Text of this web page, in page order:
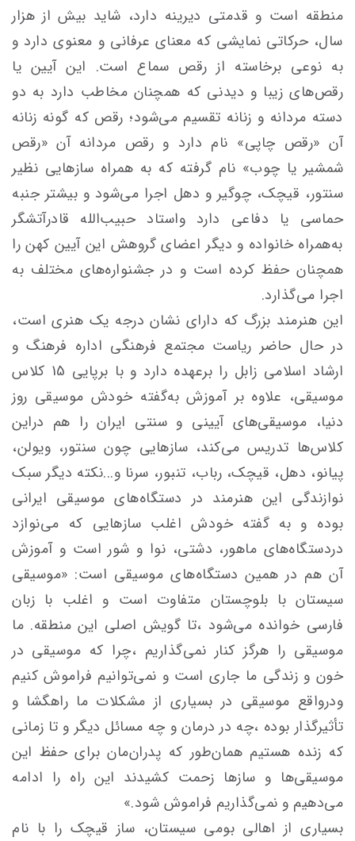
منطقه است و قدمتی دیرینه دارد، شاید بیش از هزار
سال، حرکاتی نمایشی که معنای عرفانی و معنوی دارد و
به نوعی برخاسته از رقص سماع است. این آیین یا
رقص‌های زیبا و دیدنی که همچنان مخاطب دارد به دو
دسته مردانه و زنانه تقسیم می‌شود؛ رقص که گونه زنانه
آن «رقص چاپی» نام دارد و رقص مردانه آن «رقص
شمشیر یا چوب» نام گرفته که به همراه سازهایی نظیر
سنتور، قیچک، چوگیر و دهل اجرا می‌شود و بیشتر جنبه
حماسی یا دفاعی دارد واستاد حبیب‌الله قادرآتشگر
به‌همراه خانواده و دیگر اعضای گروهش این آیین کهن را
همچنان حفظ کرده است و در جشنواره‌های مختلف به
اجرا می‌گذارد.
این هنرمند بزرگ که دارای نشان درجه یک هنری است،
در حال حاضر ریاست مجتمع فرهنگی اداره فرهنگ و
ارشاد اسلامی زابل را برعهده دارد و با برپایی 15 کلاس
موسیقی، علاوه بر آموزش به‌گفته خودش موسیقی روز
دنیا، موسیقی‌های آیینی و سنتی ایران را هم دراین
کلاس‌ها تدریس می‌کند، سازهایی چون سنتور، ویولن،
پیانو، دهل، قیچک، رباب، تنبور، سرنا و...نکته دیگر سبک
نوازندگی این هنرمند در دستگاه‌های موسیقی ایرانی
بوده و به گفته خودش اغلب سازهایی که می‌نوازد
دردستگاه‌های ماهور، دشتی، نوا و شور است و آموزش
آن هم در همین دستگاه‌های موسیقی است: «موسیقی
سیستان با بلوچستان متفاوت است و اغلب با زبان
فارسی خوانده می‌شود ،تا گویش اصلی این منطقه. ما
موسیقی را هرگز کنار نمی‌گذاریم ،چرا که موسیقی در
خون و زندگی ما جاری است و نمی‌توانیم فراموش کنیم
ودرواقع موسیقی در بسیاری از مشکلات ما راهگشا و
تأثیرگذار بوده ،چه در درمان و چه مسائل دیگر و تا زمانی
که زنده هستیم همان‌طور که پدران‌مان برای حفظ این
موسیقی‌ها و سازها زحمت کشیدند این راه را ادامه
می‌دهیم و نمی‌گذاریم فراموش شود.»
بسیاری از اهالی بومی سیستان، ساز قیچک را با نام